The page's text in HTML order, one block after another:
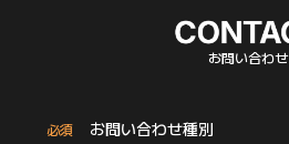
お問い合わせ
必須 お問い合わせ種別